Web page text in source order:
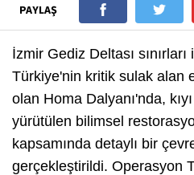
PAYLAŞ
İzmir Gediz Deltası
Türkiye'nin kritik sulak alan
olan Homa Dalyanı'nda,
yürütülen bilimsel
kapsamında detaylı bir
gerçekleştirildi. Operasyon